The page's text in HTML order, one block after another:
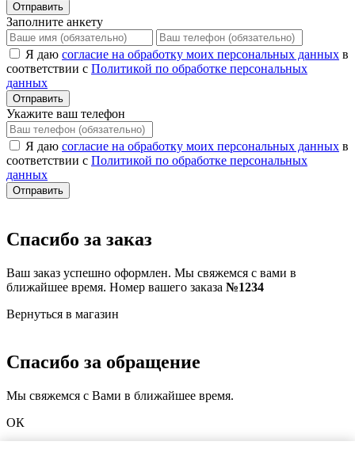
Отправить
Заполните анкету
Я даю согласие на обработку моих персональных данных в
соответствии с Политикой по обработке персональных
данных
Отправить
Укажите ваш телефон
Я даю согласие на обработку моих персональных данных в
соответствии с Политикой по обработке персональных
данных
Отправить
Спасибо за заказ
Ваш заказ успешно оформлен. Мы свяжемся с вами в
ближайшее время. Номер вашего заказа №1234
Вернуться в магазин
Спасибо за обращение
Мы свяжемся с Вами в ближайшее время.
ОК